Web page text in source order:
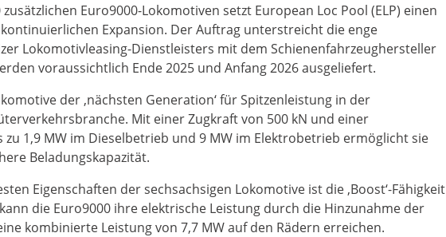
Euro9000-Lokomotiven setzt European Loc Pool (ELP) einen
Expansion. Der Auftrag unterstreicht die enge
Lokomotivleasing-Dienstleisters mit dem Schienenfahrzeughersteller
voraussichtlich Ende 2025 und Anfang 2026 ausgeliefert.
der ‚nächsten Generation‘ für Spitzenleistung in der
Mit einer Zugkraft von 500 kN und einer
zu 1,9 MW im Dieselbetrieb und 9 MW im Elektrobetrieb ermöglicht sie
Beladungskapazität.
Eigenschaften der sechsachsigen Lokomotive ist die ‚Boost‘-Fähigkeit
die Euro9000 ihre elektrische Leistung durch die Hinzunahme der
kombinierte Leistung von 7,7 MW auf den Rädern erreichen.